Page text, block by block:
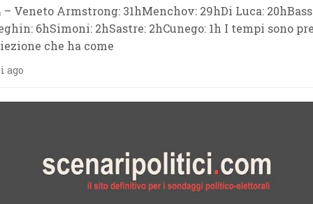
– Veneto Armstrong: 31hMenchov: 29hDi Luca:
6hSimoni: 2hSastre: 2hCunego: 1h I tempi sono
che ha come
ago